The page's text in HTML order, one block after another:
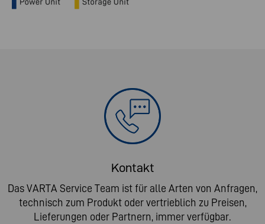
Kontakt
Das VARTA Service Team ist für alle Arten von Anfragen,
technisch zum Produkt oder vertrieblich zu Preisen,
Lieferungen oder Partnern, immer verfügbar.